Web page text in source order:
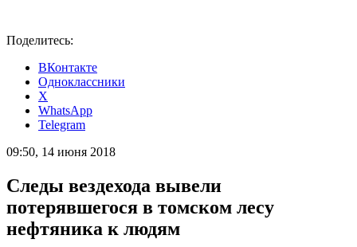
Поделитесь:
ВКонтакте
Одноклассники
X
WhatsApp
Telegram
09:50, 14 июня 2018
Следы вездехода вывели
потерявшегося в томском лесу
нефтяника к людям